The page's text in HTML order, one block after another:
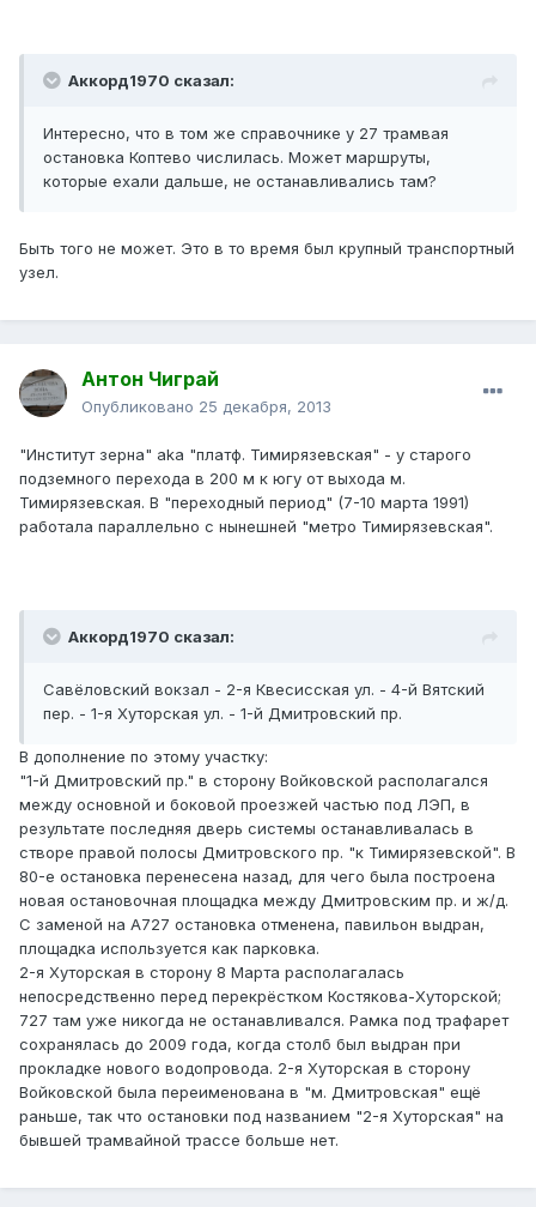
Аккорд1970 сказал:
Интересно, что в том же справочнике у 27 трамвая
остановка Коптево числилась. Может маршруты,
которые ехали дальше, не останавливались там?
Быть того не может. Это в то время был крупный транспортный
узел.
Антон Чиграй
Опубликовано 25 декабря, 2013
"Институт зерна" aka "платф. Тимирязевская" - у старого
подземного перехода в 200 м к югу от выхода м.
Тимирязевская. В "переходный период" (7-10 марта 1991)
работала параллельно с нынешней "метро Тимирязевская".
Аккорд1970 сказал:
Савёловский вокзал - 2-я Квесисская ул. - 4-й Вятский
пер. - 1-я Хуторская ул. - 1-й Дмитровский пр.
В дополнение по этому участку:
"1-й Дмитровский пр." в сторону Войковской располагался
между основной и боковой проезжей частью под ЛЭП, в
результате последняя дверь системы останавливалась в
створе правой полосы Дмитровского пр. "к Тимирязевской". В
80-е остановка перенесена назад, для чего была построена
новая остановочная площадка между Дмитровским пр. и ж/д.
С заменой на А727 остановка отменена, павильон выдран,
площадка используется как парковка.
2-я Хуторская в сторону 8 Марта располагалась
непосредственно перед перекрёстком Костякова-Хуторской;
727 там уже никогда не останавливался. Рамка под трафарет
сохранялась до 2009 года, когда столб был выдран при
прокладке нового водопровода. 2-я Хуторская в сторону
Войковской была переименована в "м. Дмитровская" ещё
раньше, так что остановки под названием "2-я Хуторская" на
бывшей трамвайной трассе больше нет.